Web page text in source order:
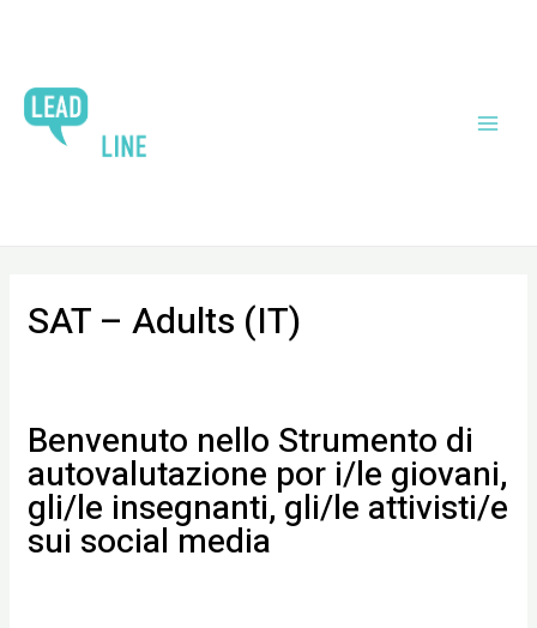
SAT – Adults (IT)
Benvenuto nello Strumento di
autovalutazione por i/le giovani,
gli/le insegnanti, gli/le attivisti/e
sui social media